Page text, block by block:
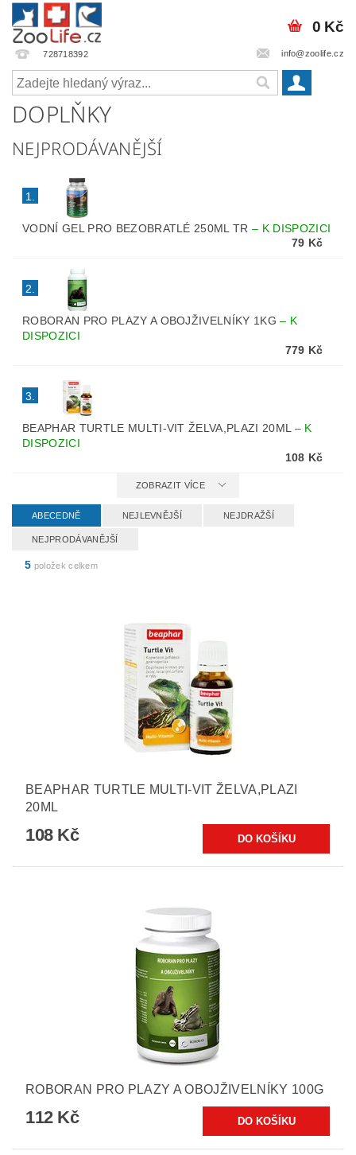
728718392 info@zoolife.cz
0 Kč
DOPLŇKY
NEJPRODÁVANĚJŠÍ
1.
VODNÍ GEL PRO BEZOBRATLÉ 250ML TR– K DISPOZICI
79 Kč
2.
ROBORAN PRO PLAZY A OBOJŽIVELNÍKY 1KG– K
DISPOZICI
779 Kč
3.
BEAPHAR TURTLE MULTI-VIT ŽELVA,PLAZI 20ML – K
DISPOZICI
108 Kč
ZOBRAZIT VÍCE
ABECEDNĚ NEJLEVNĚJŠÍ NEJDRAŽŠÍ
NEJPRODÁVANĚJŠÍ
5 položek celkem
BEAPHAR TURTLE MULTI-VIT ŽELVA,PLAZI
20ML
108 Kč
ROBORAN PRO PLAZY A OBOJŽIVELNÍKY 100G
112 Kč